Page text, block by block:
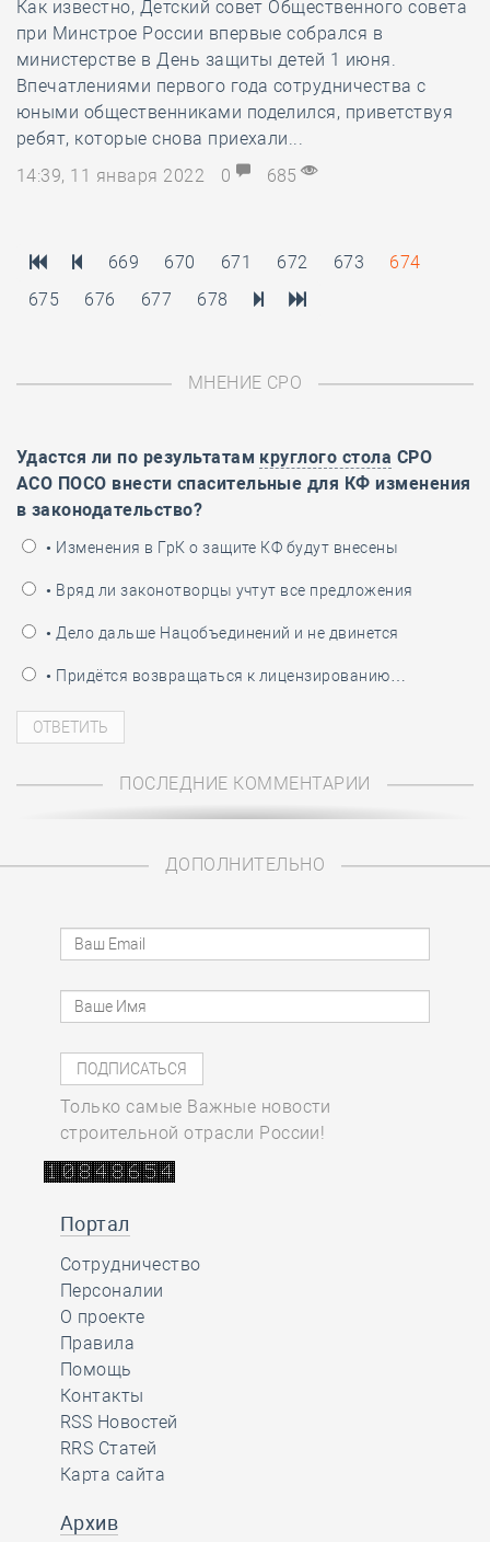
Как известно, Детский совет Общественного совета
при Минстрое России впервые собрался в
министерстве в День защиты детей 1 июня.
Впечатлениями первого года сотрудничества с
юными общественниками поделился, приветствуя
ребят, которые снова приехали...
14:39, 11 января 2022
0 685
669 670 671 672 673
674
675
676 677 678
МНЕНИЕ СРО
Удастся ли по результатам круглого стола СРО
АСО ПОСО внести спасительные для КФ изменения
в законодательство?
• Изменения в ГрК о защите КФ будут внесены
• Вряд ли законотворцы учтут все предложения
• Дело дальше Нацобъединений и не двинется
• Придётся возвращаться к лицензированию…
ПОСЛЕДНИЕ КОММЕНТАРИИ
ДОПОЛНИТЕЛЬНО
Только самые Важные новости
строительной отрасли России!
Портал
Сотрудничество
Персоналии
О проекте
Правила
Помощь
Контакты
RSS Новостей
RRS Статей
Карта сайта
Архив